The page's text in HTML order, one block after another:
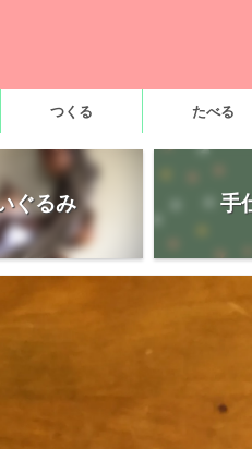
つくる たべる
ぐるみ 手